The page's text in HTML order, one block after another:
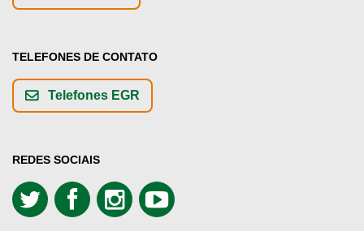
TELEFONES DE CONTATO
Telefones EGR
REDES SOCIAIS